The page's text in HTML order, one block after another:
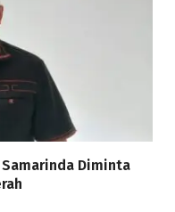
Samarinda Diminta